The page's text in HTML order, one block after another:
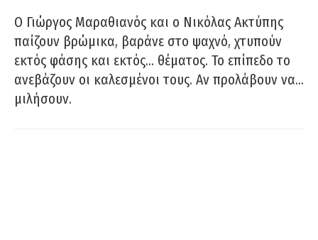
Ο Γιώργος Μαραθιανός και ο Νικόλας Ακτύπης
παίζουν βρώμικα, βαράνε στο ψαχνό, χτυπούν
εκτός φάσης και εκτός… θέματος. Το επίπεδο το
ανεβάζουν οι καλεσμένοι τους. Αν προλάβουν να…
μιλήσουν.